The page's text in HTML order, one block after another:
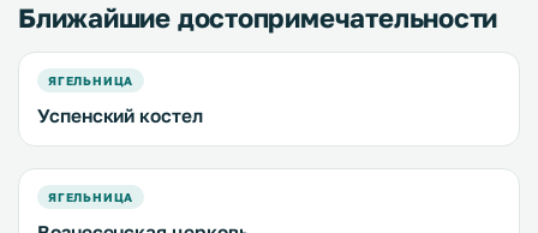
Ближайшие достопримечательности
ЯГЕЛЬНИЦА
Успенский костел
ЯГЕЛЬНИЦА